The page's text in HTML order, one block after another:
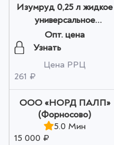
Изумруд 0,25 л жидкое
универсальное
удобрение на основе
биогумуса оптом
Опт. цена
Узнать
Цена РРЦ
261 ₽
ООО «НОРД ПАЛП»
(Форносово)
5.0 Мин
15 000 ₽